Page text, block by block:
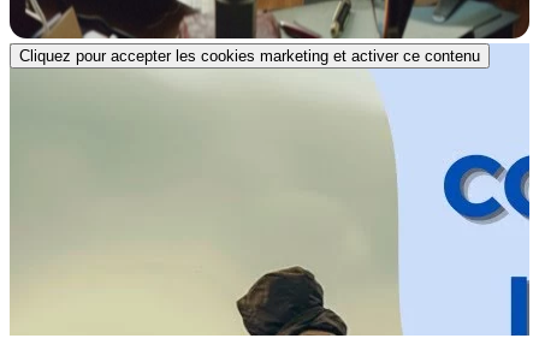
Cliquez pour accepter les cookies marketing et activer ce contenu